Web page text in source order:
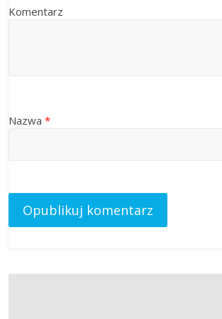
Komentarz
Nazwa *